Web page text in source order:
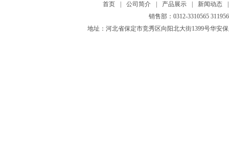
首页 公司简介 产品展示 新闻动态
销售部：0312-3310565
地址：河北省保定市竞秀区向阳北大街1399号华安